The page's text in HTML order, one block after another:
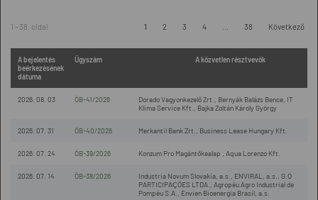
1 - 38. oldal 1 2 3 4 38 Következő
A bejelentés
beérkezésének
dátuma
Ügyszám A közvetlen résztvevők
2026. 08. 03 ÖB-41/2026
Dorado Vagyonkezelő Zrt., Bernyák Balázs Bence, IT
Klima Service Kft., Bajka Zoltán Károly György
2026. 07. 31 ÖB-40/2026 Merkantil Bank Zrt., Business Lease Hungary Kft.
2026. 07. 24 ÖB-39/2026 Konzum Pro Magántőkealap , Aqua Lorenzo Kft.
2026. 07. 14 ÖB-38/2026
Industria Novum Slovakia, a.s., ENVIRAL, a.s., G.O
PARTICIPAÇÕES LTDA., Agropéu Agro Industrial de
Pompéu S.A., Envien Bioenergia Brasil, a.s.